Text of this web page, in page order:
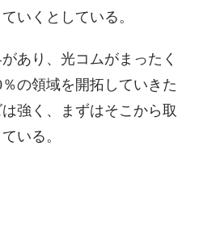
いくとしている。
あり、光コムがまったく
の領域を開拓していきた
強く、まずはそこから取
いる。